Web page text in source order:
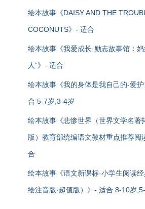
绘本故事《DAISY AND THE
COCONUTS》- 适合
绘本故事《我爱成长·励志故事馆：
人”》- 适合
绘本故事《我的身体是我自己的-爱
合 5-7岁,3-4岁
绘本故事《悲惨世界（世界文学名著
版）教育部统编语文教材重点推荐阅
合
绘本故事《语文新课标·小学生阅读
绘注音版·超值版）》- 适合 8-10岁